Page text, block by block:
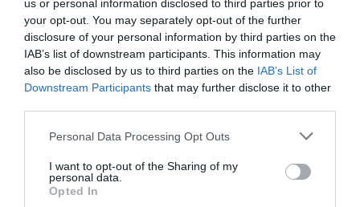
us or personal information disclosed to third parties prior to
your opt-out. You may separately opt-out of the further
disclosure of your personal information by third parties on the
IAB’s list of downstream participants. This information may
also be disclosed by us to third parties on the IAB’s List of
Downstream Participants that may further disclose it to other
Please note that this website/app uses one or more Google
not limited to your visit or usage behaviour. You may click to
grant or deny consent to Google and its third-party tags to
use your data for below specified purposes in below Google
Personal Data Processing Opt Outs
I want to opt-out of the Sharing of my
personal data.
Opted In